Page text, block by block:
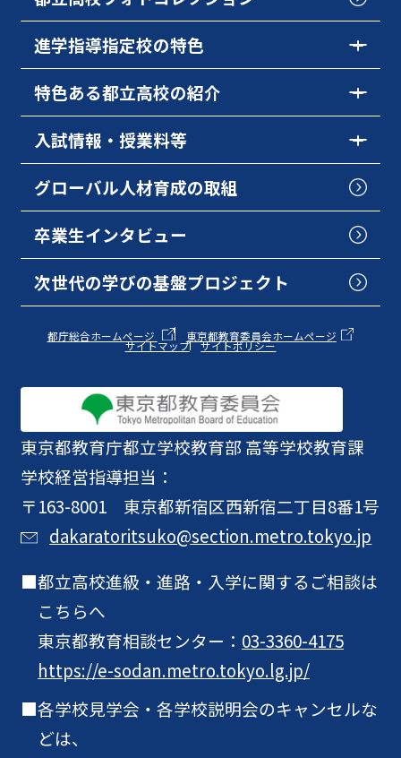
東京都教育庁都立学校教育部 高等学校教育課
学校経営指導担当：
〒163-8001 東京都新宿区西新宿二丁目8番1号
dakaratoritsuko@section.metro.tokyo.jp
都立高校進級・進路・入学に関するご相談は
こちらへ
東京都教育相談センター： 03-3360-4175
https://e-sodan.metro.tokyo.lg.jp/
各学校見学会・各学校説明会のキャンセルな
どは、
進学指導指定校の特色
特色ある都立高校の紹介
入試情報・授業料等
グローバル人材育成の取組
卒業生インタビュー
次世代の学びの基盤プロジェクト
都庁総合ホームページ 東京都教育委員会ホームページ
サイトマップ サイトポリシー